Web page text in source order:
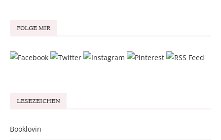
FOLGE MIR
LESEZEICHEN
Booklovin